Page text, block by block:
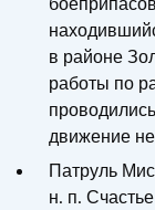
в районе
работы по
движение
Патруль
н. п.